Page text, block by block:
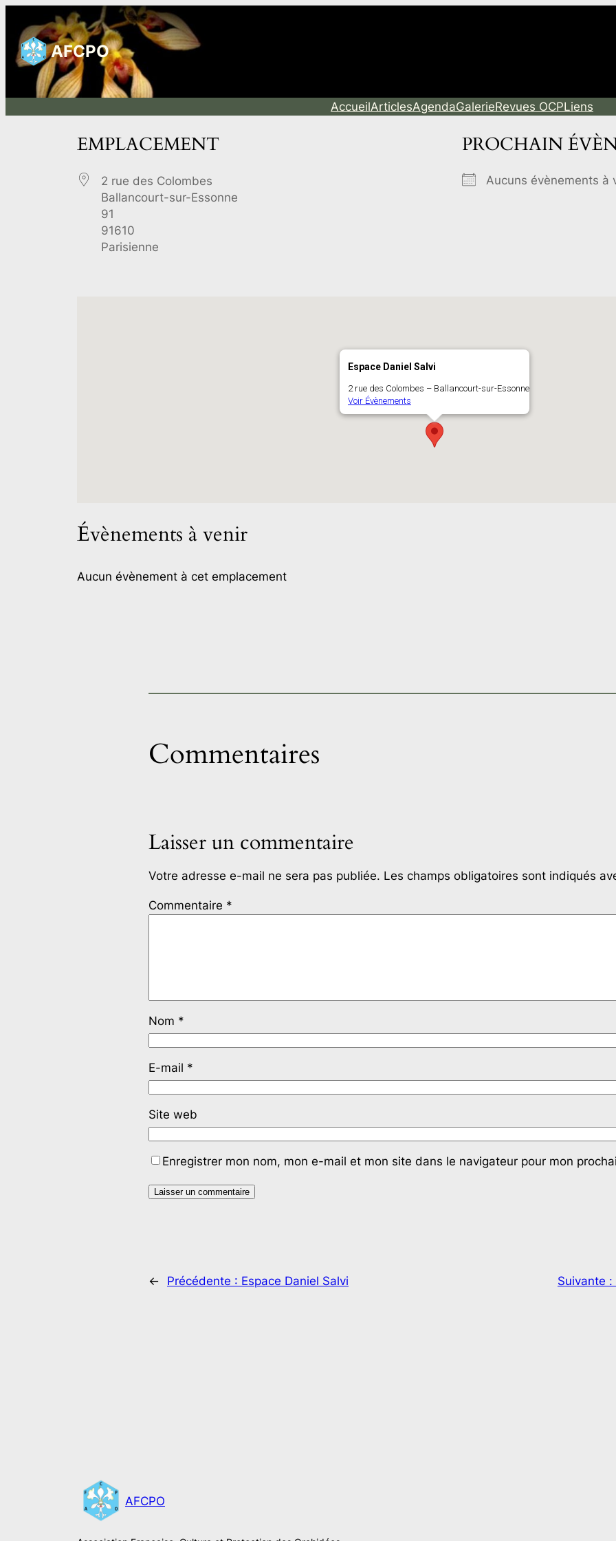
contenuAFCPO
AccueilArticlesAgendaGalerieRevues OCPLiens
EMPLACEMENT
2 rue des Colombes
Ballancourt-sur-Essonne
91
91610
Parisienne
PROCHAIN
Aucuns évènements à
Espace Daniel Salvi
2 rue des Colombes – Ballancourt-sur-Essonne
Voir Évènements
Évènements à venir
Aucun évènement à cet emplacement
Commentaires
Laisser un commentaire
Votre adresse e-mail ne sera pas publiée. Les champs obligatoires sont indiqués
Commentaire *
Nom *
E-mail *
Site web
Enregistrer mon nom, mon e-mail et mon site dans le navigateur pour mon
← Précédente : Espace Daniel Salvi Suivante :
AFCPO